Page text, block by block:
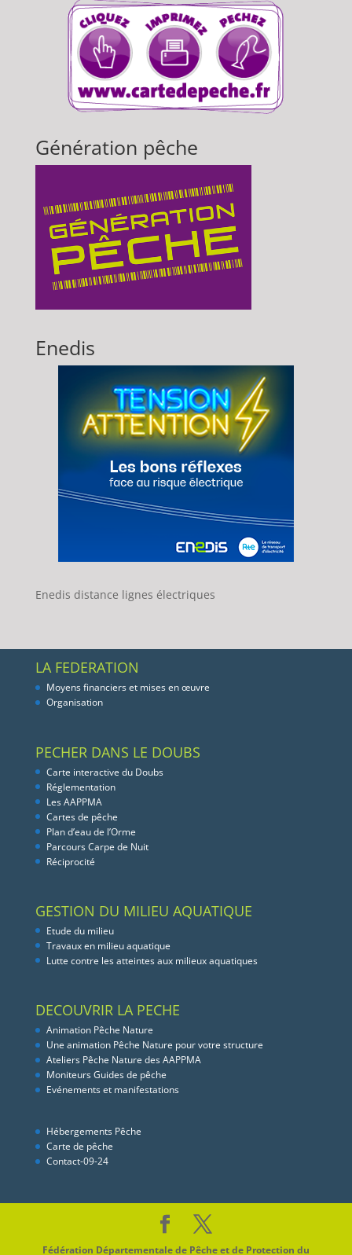
Génération pêche
Enedis
Enedis distance lignes électriques
LA FEDERATION
Moyens financiers et mises en œuvre
Organisation
PECHER DANS LE DOUBS
Carte interactive du Doubs
Réglementation
Les AAPPMA
Cartes de pêche
Plan d’eau de l’Orme
Parcours Carpe de Nuit
Réciprocité
GESTION DU MILIEU AQUATIQUE
Etude du milieu
Travaux en milieu aquatique
Lutte contre les atteintes aux milieux aquatiques
DECOUVRIR LA PECHE
Animation Pêche Nature
Une animation Pêche Nature pour votre structure
Ateliers Pêche Nature des AAPPMA
Moniteurs Guides de pêche
Evénements et manifestations
Hébergements Pêche
Carte de pêche
Contact-09-24
Fédération Départementale de Pêche et de Protection du